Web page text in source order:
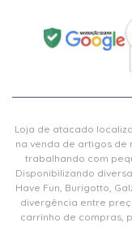
Loja de atacado
na venda de artigos de
trabalhando com
Disponibilizando
Have Fun, Burigotto,
divergência entre
carrinho de compras,